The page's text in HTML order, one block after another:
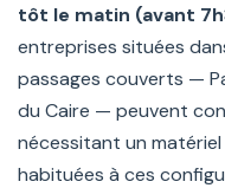
tôt le matin (avant
entreprises situées
passages couverts —
du Caire — peuvent
nécessitant un
habituées à ces